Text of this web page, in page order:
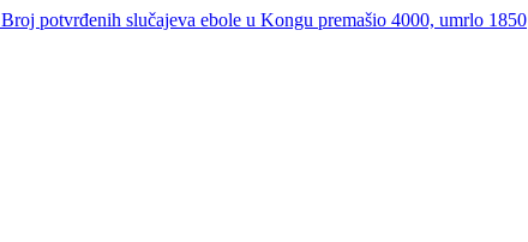
Broj potvrđenih slučajeva ebole u Kongu premašio 4000, umrlo 1850